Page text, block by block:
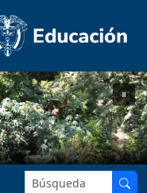
Buscar en el sitio: